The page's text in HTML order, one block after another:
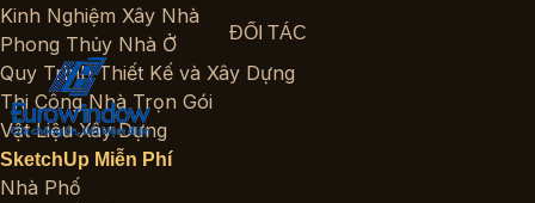
Kinh Nghiệm Xây Nhà
Phong Thủy Nhà Ở
Quy Trình Thiết Kế và Xây Dựng
Thi Công Nhà Trọn Gói
Vật Liệu Xây Dựng
SketchUp Miễn Phí
Nhà Phố
ĐỐI TÁC